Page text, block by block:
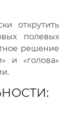
открутить
полевых
решение
и «голова»